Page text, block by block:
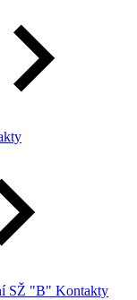
SŽ "B" Kontakty